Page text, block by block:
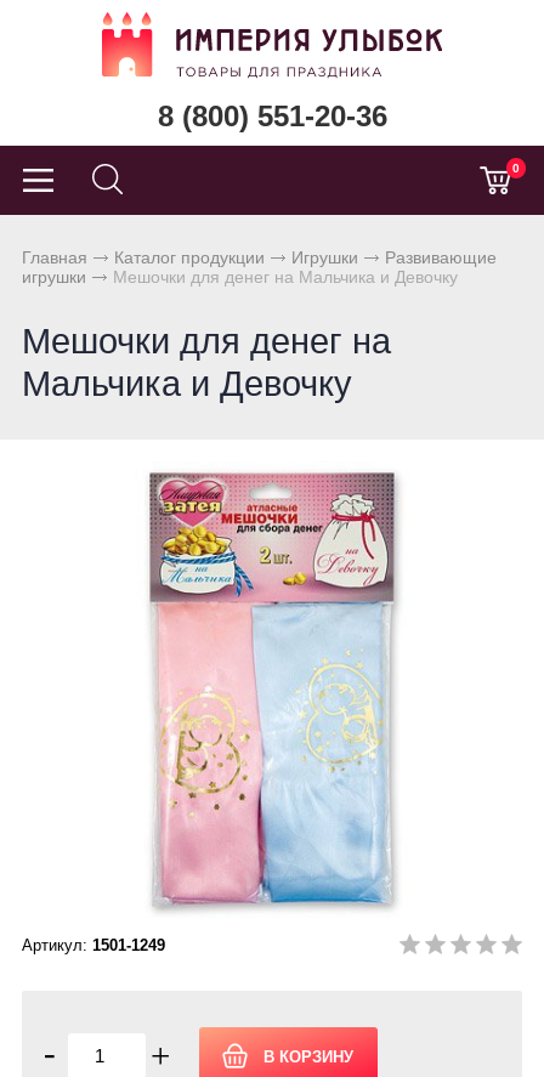
8 (800) 551-20-36
0
Главная Каталог продукции Игрушки
Развивающие
игрушки
Мешочки для денег на Мальчика и Девочку
Мешочки для денег на
Мальчика и Девочку
Артикул: 1501-1249
- +